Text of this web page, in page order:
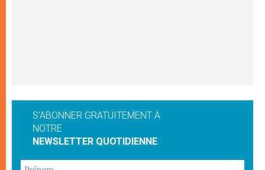
S'ABONNER GRATUITEMENT À
NOTRE
NEWSLETTER QUOTIDIENNE